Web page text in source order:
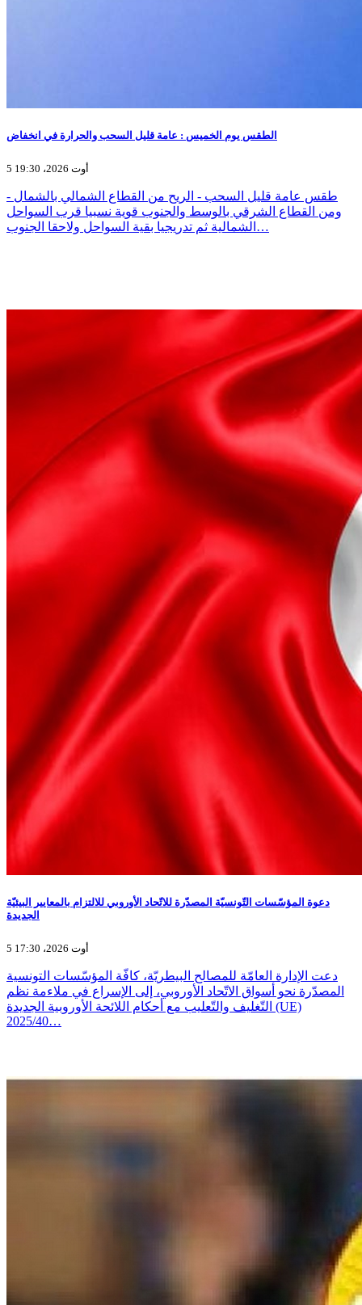
الطقس يوم الخميس : عامة قليل السحب والحرارة في انخفاض
5 أوت 2026، 19:30
- طقس عامة قليل السحب - الريح من القطاع الشمالي بالشمال
ومن القطاع الشرقي بالوسط والجنوب قوية نسبيا قرب السواحل
الشمالية ثم تدريجيا بقية السواحل ولاحقا الجنوب…
دعوة المؤسّسات التّونسيّة المصدّرة للاتّحاد الأوروبي للالتزام بالمعايير البيئيّة
الجديدة
5 أوت 2026، 17:30
دعت الإدارة العامّة للمصالح البيطريّة، كافّة المؤسّسات التونسية
المصدّرة نحو أسواق الاتّحاد الأوروبي، إلى الإسراع في ملاءمة نظم
التّغليف والتّعليب مع أحكام اللائحة الأوروبية الجديدة (UE)
2025/40…